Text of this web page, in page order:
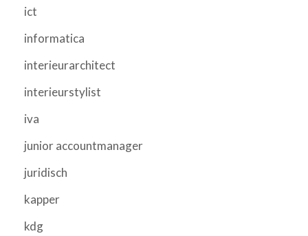
ict
informatica
interieurarchitect
interieurstylist
iva
junior accountmanager
juridisch
kapper
kdg